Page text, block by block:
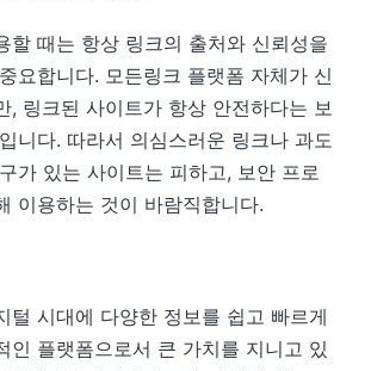
할 때는 항상 링크의 출처와 신뢰성을
요합니다. 모든링크 플랫폼 자체가 신
, 링크된 사이트가 항상 안전하다는 보
니다. 따라서 의심스러운 링크나 과도
가 있는 사이트는 피하고, 보안 프로
이용하는 것이 바람직합니다.
털 시대에 다양한 정보를 쉽고 빠르게
인 플랫폼으로서 큰 가치를 지니고 있